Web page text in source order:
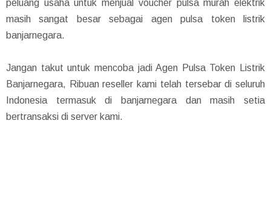
peluang usaha untuk menjual voucher pulsa murah elektrik
masih sangat besar sebagai agen pulsa token listrik
banjarnegara.
Jangan takut untuk mencoba jadi Agen Pulsa Token Listrik
Banjarnegara, Ribuan reseller kami telah tersebar di seluruh
Indonesia termasuk di banjarnegara dan masih setia
bertransaksi di server kami.